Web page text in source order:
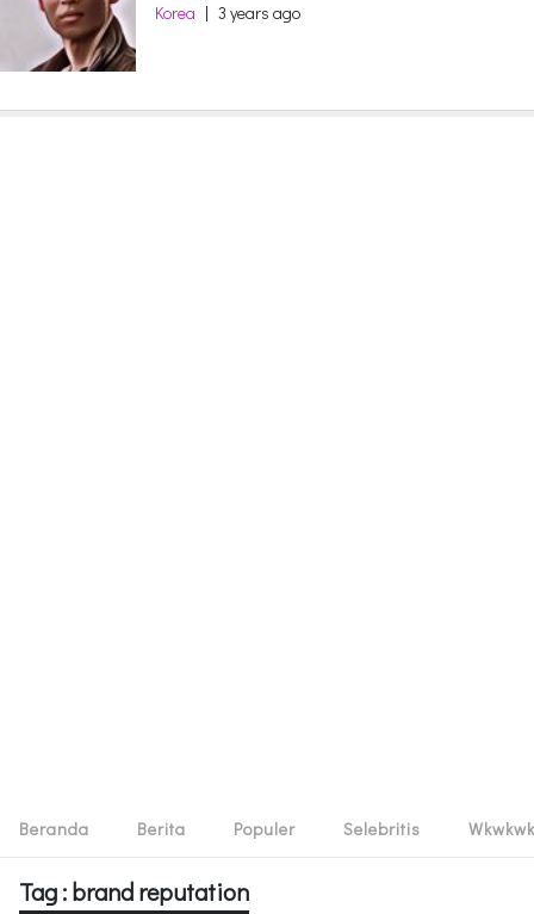
Korea | 3 years ago
Beranda Berita Populer Selebritis Wkwkwk
Tag : brand reputation